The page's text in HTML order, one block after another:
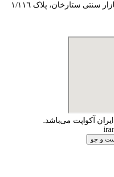
آکواپت می‌باشد.
و جو